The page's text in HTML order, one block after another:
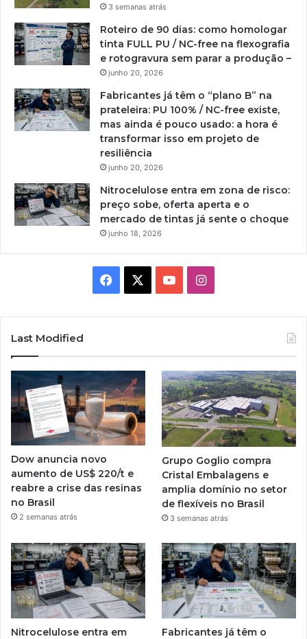
3 semanas atrás
Roteiro de 90 dias: como homologar
tinta FULL PU / NC-free na flexografia
e rotogravura sem parar a produção –
junho 20, 2026
Fabricantes já têm o “plano B” na
prateleira: PU 100% / NC-free existe,
mas ainda é pouco usado: a hora é
transformar isso em projeto de
resiliência
junho 20, 2026
Nitrocelulose entra em zona de risco:
preço sobe, oferta aperta e o
mercado de tintas já sente o choque
junho 18, 2026
Facebook YouTubeInstagram
Last Modified
Dow anuncia novo
aumento de US$ 220/t e
reabre a crise das resinas
no Brasil
2 semanas atrás
Grupo Goglio compra
Cristal Embalagens e
amplia domínio no setor
de flexíveis no Brasil
3 semanas atrás
Nitrocelulose entra em
Fabricantes já têm o